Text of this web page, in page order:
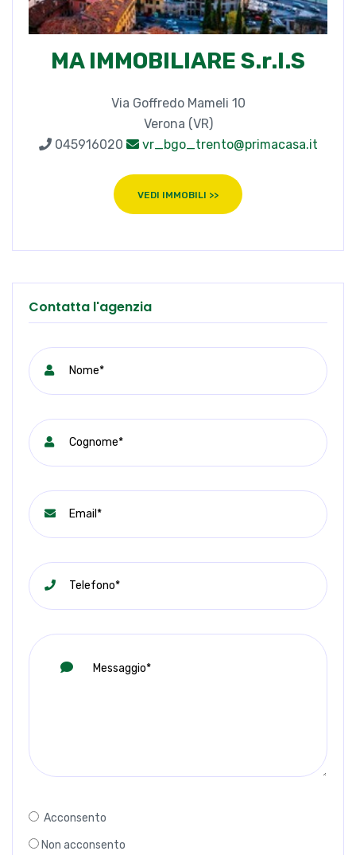
MA IMMOBILIARE S.r.l.S
Via Goffredo Mameli 10
Verona (VR)
045916020
vr_bgo_trento@primacasa.it
VEDI IMMOBILI >>
Contatta l'agenzia
Acconsento
Non acconsento